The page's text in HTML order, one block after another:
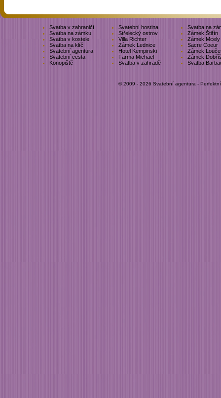
Svatba v zahraničí Svatební hostina
Svatba na
Svatba na zámku
Střelecký ostrov
Zámek Štiřín
Svatba v kostele
Villa Richter
Zámek Mcely
Svatba na klíč
Zámek Lednice
Sacre Coeur
Svatební agentura
Hotel Kempinski
Zámek
Svatební cesta
Farma Michael
Zámek
Konopiště
Svatba v zahradě Svatba
© 2009 - 2026 Svatební agentura -